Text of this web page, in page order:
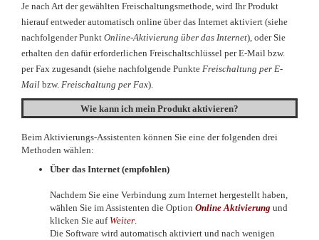
Je nach Art der gewählten Freischaltungsmethode, wird Ihr Produkt
hierauf entweder automatisch online über das Internet aktiviert (siehe
nachfolgender Punkt Online-Aktivierung über das Internet), oder Sie
erhalten den dafür erforderlichen Freischaltschlüssel per E-Mail bzw.
per Fax zugesandt (siehe nachfolgende Punkte Freischaltung per E-
Mail bzw. Freischaltung per Fax).
Wie kann ich mein Produkt aktivieren?
Beim Aktivierungs-Assistenten können Sie eine der folgenden drei
Methoden wählen:
Über das Internet (empfohlen)
Nachdem Sie eine Verbindung zum Internet hergestellt haben,
wählen Sie im Assistenten die Option Online Aktivierung und
klicken Sie auf Weiter.
Die Software wird automatisch aktiviert und nach wenigen